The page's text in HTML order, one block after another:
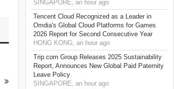
SINGAPORE, an hour ago
Tencent Cloud Recognized as a Leader in
Omdia's Global Cloud Platforms for Games
2026 Report for Second Consecutive Year
HONG KONG, an hour ago
Trip.com Group Releases 2025 Sustainability
Report, Announces New Global Paid Paternity
Leave Policy
SINGAPORE, an hour ago